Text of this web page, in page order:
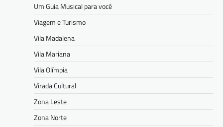
Um Guia Musical para você
Viagem e Turismo
Vila Madalena
Vila Mariana
Vila Olímpia
Virada Cultural
Zona Leste
Zona Norte